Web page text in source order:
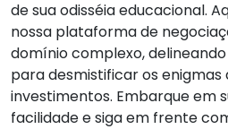
de sua odisséia educacional.
nossa plataforma de
domínio complexo,
para desmistificar os enigmas
investimentos. Embarque em
facilidade e siga em frente